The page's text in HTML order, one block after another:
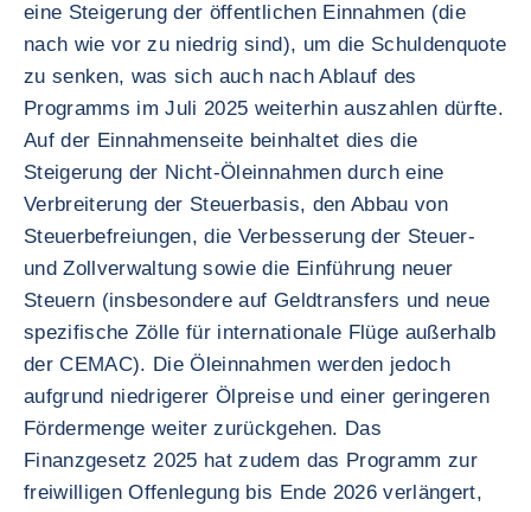
eine Steigerung der öffentlichen Einnahmen (die
nach wie vor zu niedrig sind), um die Schuldenquote
zu senken, was sich auch nach Ablauf des
Programms im Juli 2025 weiterhin auszahlen dürfte.
Auf der Einnahmenseite beinhaltet dies die
Steigerung der Nicht-Öleinnahmen durch eine
Verbreiterung der Steuerbasis, den Abbau von
Steuerbefreiungen, die Verbesserung der Steuer-
und Zollverwaltung sowie die Einführung neuer
Steuern (insbesondere auf Geldtransfers und neue
spezifische Zölle für internationale Flüge außerhalb
der CEMAC). Die Öleinnahmen werden jedoch
aufgrund niedrigerer Ölpreise und einer geringeren
Fördermenge weiter zurückgehen. Das
Finanzgesetz 2025 hat zudem das Programm zur
freiwilligen Offenlegung bis Ende 2026 verlängert,